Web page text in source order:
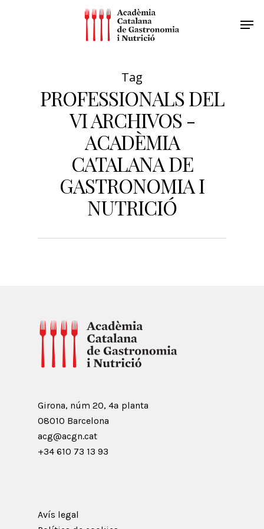
Tag
PROFESSIONALS DEL
VI ARCHIVOS -
ACADÈMIA
CATALANA DE
GASTRONOMIA I
NUTRICIÓ
Girona, núm 20, 4ª planta
08010 Barcelona
acg@acgn.cat
+34 610 73 13 93
Avís legal